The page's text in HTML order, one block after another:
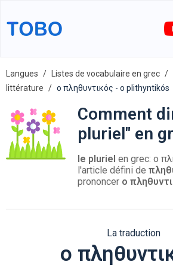
Langues Listes de vocabulaire en grec
littérature
ο πληθυντικός - o plithyntikós
Comment
pluriel" en
le pluriel en grec: ο
l'article défini de
prononcer ο
La traduction
ο